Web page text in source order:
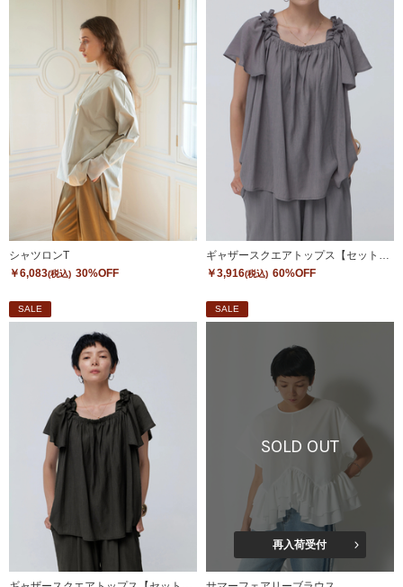
シャツロンT
￥6,083(税込) 30%OFF
ギャザースクエアトップス【セットアップ対応】
￥3,916(税込) 60%OFF
SALE SALE
SOLD OUT
再入荷受付